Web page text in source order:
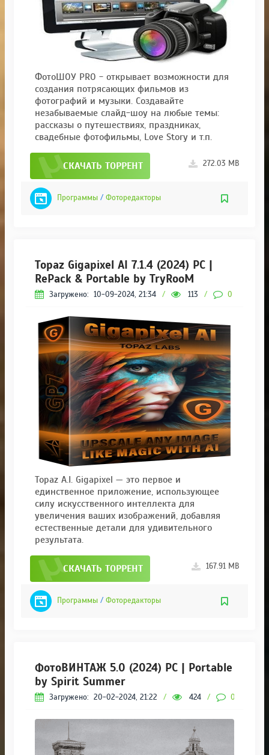
ФотоШОУ PRO - открывает возможности для
создания потрясающих фильмов из
фотографий и музыки. Создавайте
незабываемые слайд-шоу на любые темы:
рассказы о путешествиях, праздниках,
свадебные фотофильмы, Love Story и т.п.
СКАЧАТЬ ТОРРЕНТ 272.03 MB
Программы / Фоторедакторы
Topaz Gigapixel AI 7.1.4 (2024) PC |
RePack & Portable by TryRooM
Загружено: 10-09-2024, 21:34 / 113 / 0
Topaz A.I. Gigapixel — это первое и
единственное приложение, использующее
силу искусственного интеллекта для
увеличения ваших изображений, добавляя
естественные детали для удивительного
результата.
СКАЧАТЬ ТОРРЕНТ 167.91 MB
Программы / Фоторедакторы
ФотоВИНТАЖ 5.0 (2024) PC | Portable
by Spirit Summer
Загружено: 20-02-2024, 21:22 / 424 / 0